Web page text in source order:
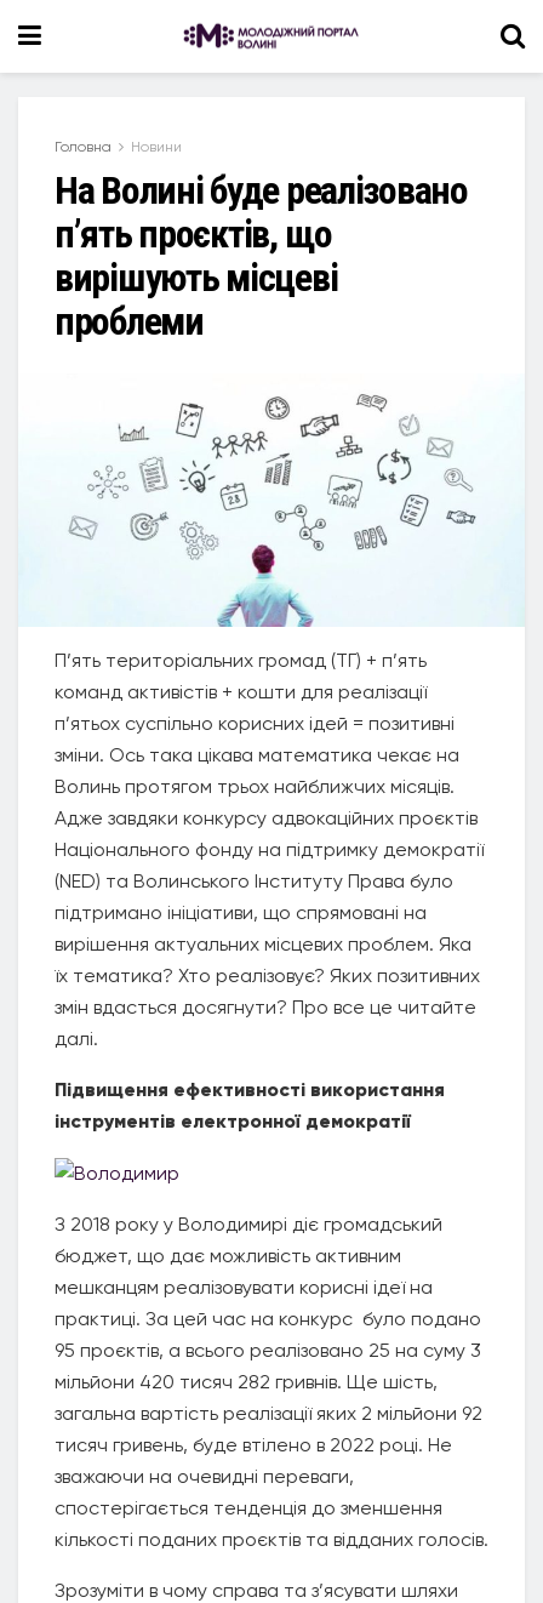
Головна Новини
На Волині буде реалізовано
п’ять проєктів, що
вирішують місцеві
проблеми
П’ять територіальних громад (ТГ) + п’ять
команд активістів + кошти для реалізації
п’ятьох суспільно корисних ідей = позитивні
зміни. Ось така цікава математика чекає на
Волинь протягом трьох найближчих місяців.
Адже завдяки конкурсу адвокаційних проєктів
Національного фонду на підтримку демократії
(NED) та Волинського Інституту Права було
підтримано ініціативи, що спрямовані на
вирішення актуальних місцевих проблем. Яка
їх тематика? Хто реалізовує? Яких позитивних
змін вдасться досягнути? Про все це читайте
далі.
Підвищення ефективності використання
інструментів електронної демократії
З 2018 року у Володимирі діє громадський
бюджет, що дає можливість активним
мешканцям реалізовувати корисні ідеї на
практиці. За цей час на конкурс було подано
95 проєктів, а всього реалізовано 25 на суму 3
мільйони 420 тисяч 282 гривнів. Ще шість,
загальна вартість реалізації яких 2 мільйони 92
тисяч гривень, буде втілено в 2022 році. Не
зважаючи на очевидні переваги,
спостерігається тенденція до зменшення
кількості поданих проєктів та відданих голосів.
Зрозуміти в чому справа та з’ясувати шляхи